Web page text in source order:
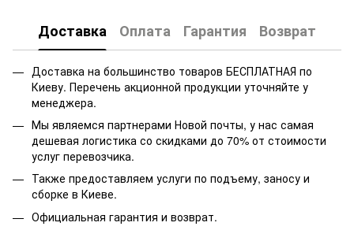
Доставка Оплата Гарантия Возврат
Доставка на большинство товаров БЕСПЛАТНАЯ по
Киеву. Перечень акционной продукции уточняйте у
менеджера.
Мы являемся партнерами Новой почты, у нас самая
дешевая логистика со скидками до 70% от стоимости
услуг перевозчика.
Также предоставляем услуги по подъему, заносу и
сборке в Киеве.
Официальная гарантия и возврат.